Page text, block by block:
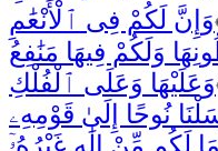
وَإِنَّ لَكُمْ فِى ٱلْأَنْعَٰمِ
وَلَكُمْ فِيهَا مَنَٰفِعُ
وَعَلَيْهَا وَعَلَى ٱلْفُلْكِ
نُوحًا إِلَىٰ قَوْمِهِۦ